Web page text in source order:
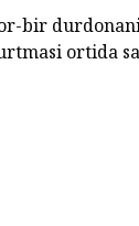
bir
ortida